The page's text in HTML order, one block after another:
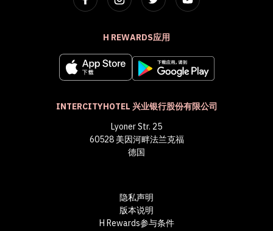
H REWARDS应用
INTERCITYHOTEL 兴业银行股份有限公司
Lyoner Str. 25
60528 美因河畔法兰克福
德国
隐私声明
版本说明
H Rewards参与条件